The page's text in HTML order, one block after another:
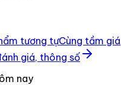
tương tựCùng tầm
giá, thông số
nay